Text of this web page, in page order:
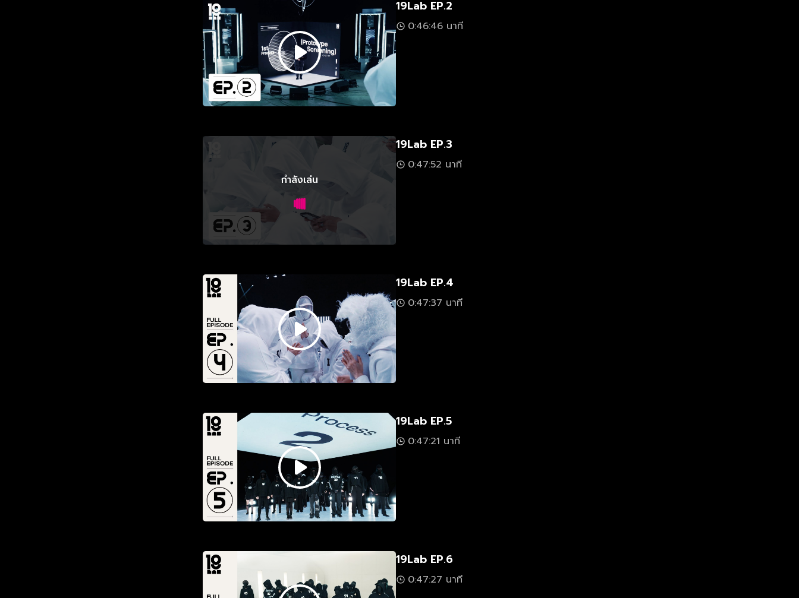
19Lab EP.2
0:46:46 นาที
กำลังเล่น
19Lab EP.3
0:47:52 นาที
19Lab EP.4
0:47:37 นาที
19Lab EP.5
0:47:21 นาที
19Lab EP.6
0:47:27 นาที